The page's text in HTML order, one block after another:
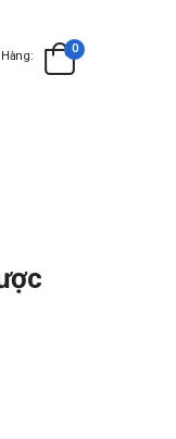
Hàng:
0